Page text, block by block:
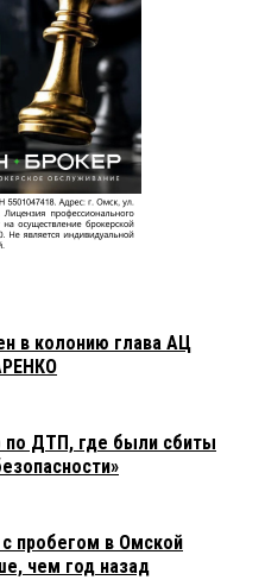
в колонию глава АЦ
по ДТП, где были сбиты
пробегом в Омской
чем год назад